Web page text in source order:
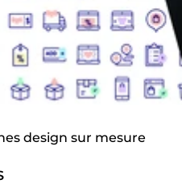
design sur mesure